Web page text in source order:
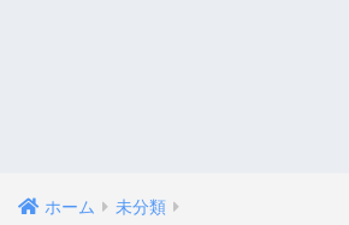
ホーム 未分類